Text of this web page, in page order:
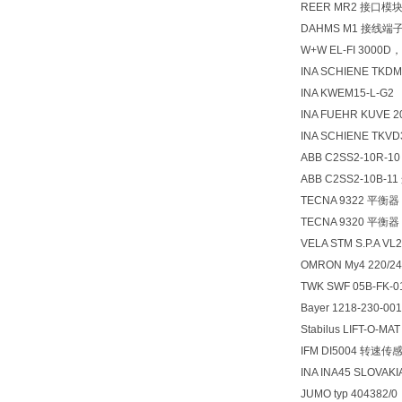
REER MR2 接口模块
DAHMS M1 接线端
W+W EL-FI 3000D
INA SCHIENE
INA KWEM15-L-G2
INA FUEHR KUVE
INA SCHIENE
ABB C2SS2-10R-
ABB C2SS2-10B-11
TECNA 9322 平衡器
TECNA 9320 平衡器
VELA STM S.P.A
OMRON My4 220/
TWK SWF 05B-FK-
Bayer 1218-230-
Stabilus LIFT-O-
IFM DI5004 转速传
INA INA45
JUMO typ 404382/